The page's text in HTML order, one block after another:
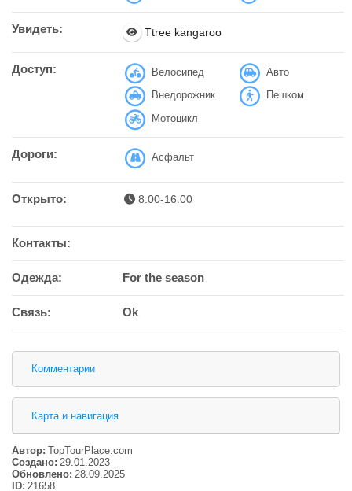
Увидеть: Ttree kangaroo
Доступ: Велосипед
Авто
Внедорожник
Пешком
Мотоцикл
Дороги: Асфальт
Открыто: 8:00-16:00
Контакты:
Одежда: For the season
Связь: Ok
Комментарии
Карта и навигация
Автор: TopTourPlace.com
Создано: 29.01.2023
Обновлено: 28.09.2025
ID: 21658